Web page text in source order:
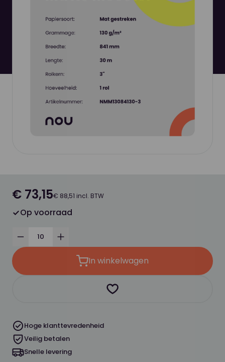
€ 73,15€ 88,51 incl. BTW
Op voorraad
VerminderVerhoog
In winkelwagen
Product toevoegen als
Hoge klanttevredenheid
Veilig betalen
Snelle levering